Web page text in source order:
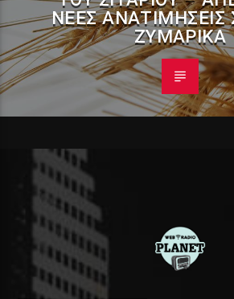
ΝΈΕΣ ΑΝΑΤΙΜΉΣΕΙΣ
ΖΥΜΑΡΙΚΆ